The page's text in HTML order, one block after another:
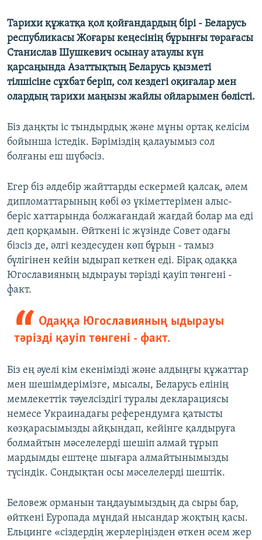
Тарихи құжатқа қол қойғандардың бірі - Беларусь
республикасы Жоғары кеңесінің бұрынғы төрағасы
Станислав Шушкевич осынау атаулы күн
қарсаңында Азаттықтың Беларусь қызметі
тілшісіне сұхбат беріп, сол кездегі оқиғалар мен
олардың тарихи маңызы жайлы ойларымен бөлісті.
Біз даңқты іс тындырдық және мұны ортақ келісім
бойынша істедік. Бәріміздің қалауымыз сол
болғаны еш шүбәсіз.
Егер біз әлдебір жайттарды ескермей қалсақ, әлем
дипломаттарының көбі өз үкіметтерімен алыс-
беріс хаттарында болжағандай жағдай болар ма еді
деп қорқамын. Өйткені іс жүзінде Совет одағы
бізсіз де, әлгі кездесуден көп бұрын - тамыз
бүлігінен кейін ыдырап кеткен еді. Бірақ одаққа
Югославияның ыдырауы тәрізді қауіп төнгені -
факт.
Одаққа Югославияның ыдырауы
тәрізді қауіп төнгені - факт.
Біз ең әуелі кім екенімізді және алдыңғы құжаттар
мен шешімдерімізге, мысалы, Беларусь елінің
мемлекеттік тәуелсіздігі туралы декларациясы
немесе Украинадағы референдумға қатысты
көзқарасымызды айқындап, кейінге қалдыруға
болмайтын мәселелерді шешіп алмай тұрып
мардымды ештеңе шығара алмайтынымызды
түсіндік. Сондықтан осы мәселелерді шештік.
Беловеж орманын таңдауымыздың да сыры бар,
өйткені Еуропада мұндай нысандар жоқтың қасы.
Ельцинге «сіздердің жерлеріңізден өткен әсем жер